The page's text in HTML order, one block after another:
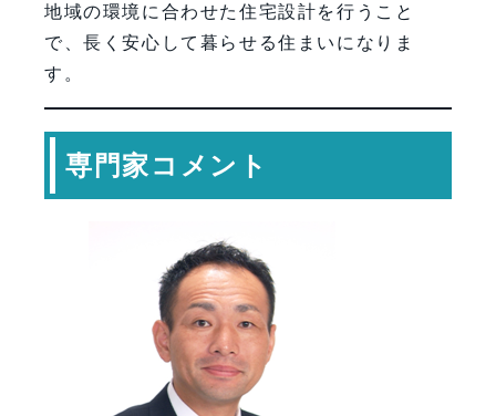
地域の環境に合わせた住宅設計を行うこと
で、長く安心して暮らせる住まいになりま
す。
専門家コメント